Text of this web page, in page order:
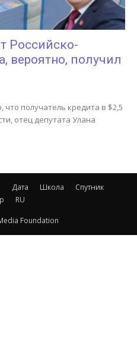
Российско-
вероятно, получил
что получатель кредита в $2,5
отец депутата Улана
Дата Школа
Спутник
RU
Foundation